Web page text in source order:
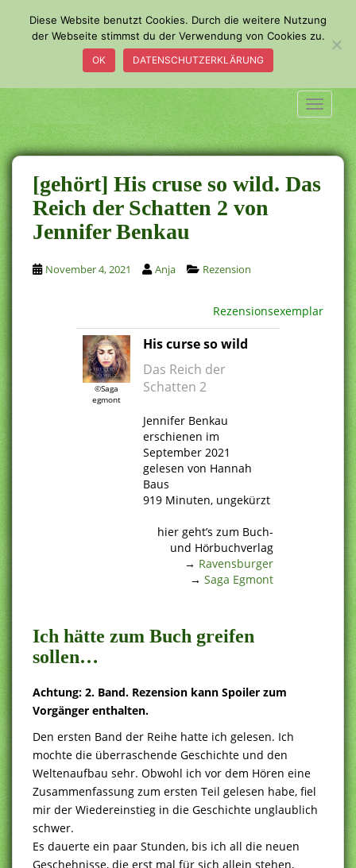
o
m
a
i
n
c
o
n
t
e
n
t
[gehört] His cruse so wild. Das
Reich der Schatten 2 von
Jennifer Benkau
November 4, 2021 Anja Rezension
Rezensionsexemplar
©Saga
egmont
His curse so wild
Das Reich der
Schatten 2
Jennifer Benkau
erschienen im
September 2021
gelesen von Hannah
Baus
919 Minuten, ungekürzt
hier geht’s zum Buch-
und Hörbuchverlag
→ Ravensburger
→ Saga Egmont
Ich hätte zum Buch greifen
sollen…
Achtung: 2. Band. Rezension kann Spoiler zum
Vorgänger enthalten.
Den ersten Band der Reihe hatte ich gelesen. Ich
mochte die überraschende Geschichte und den
Weltenaufbau sehr. Obwohl ich vor dem Hören eine
Zusammenfassung zum ersten Teil gelesen habe, fiel
mir der Wiedereinstieg in die Geschichte unglaublich
schwer.
Es dauerte ein paar Stunden, bis ich all die neuen
Geschehnisse, die erst mal für sich allein stehen,
Diese Website benutzt Cookies. Durch die weitere Nutzung
der Webseite stimmst du der Verwendung von Cookies zu.
OK DATENSCHUTZERKLÄRUNG